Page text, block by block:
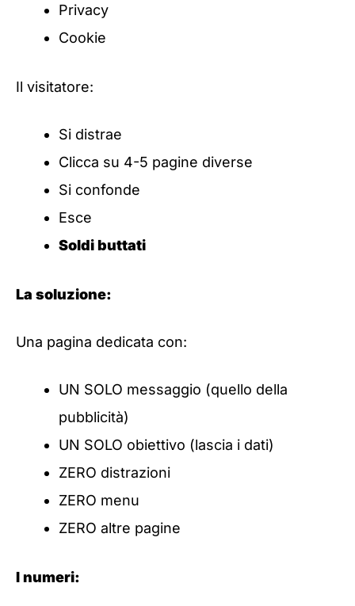
Privacy
Cookie
Il visitatore:
Si distrae
Clicca su 4-5 pagine diverse
Si confonde
Esce
Soldi buttati
La soluzione:
Una pagina dedicata con:
UN SOLO messaggio (quello della
pubblicità)
UN SOLO obiettivo (lascia i dati)
ZERO distrazioni
ZERO menu
ZERO altre pagine
I numeri: